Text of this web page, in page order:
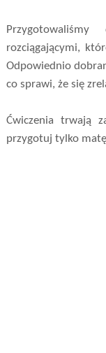
rozciągającymi,
Odpowiednio
co sprawi, że się
Ćwiczenia trwają
przygotuj tylko